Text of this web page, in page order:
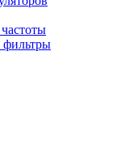
фильтры